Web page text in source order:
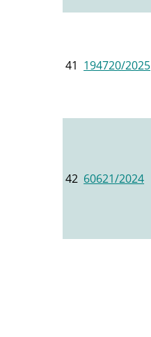
41 194720/2025
42 60621/2024